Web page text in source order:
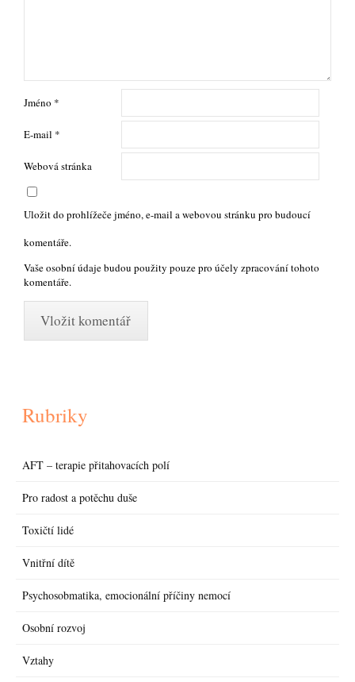
Jméno *
E-mail *
Webová stránka
Uložit do prohlížeče jméno, e-mail a webovou stránku pro budoucí
komentáře.
Vaše osobní údaje budou použity pouze pro účely zpracování tohoto
komentáře.
Rubriky
AFT – terapie přitahovacích polí
Pro radost a potěchu duše
Toxičtí lidé
Vnitřní dítě
Psychosobmatika, emocionální příčiny nemocí
Osobní rozvoj
Vztahy